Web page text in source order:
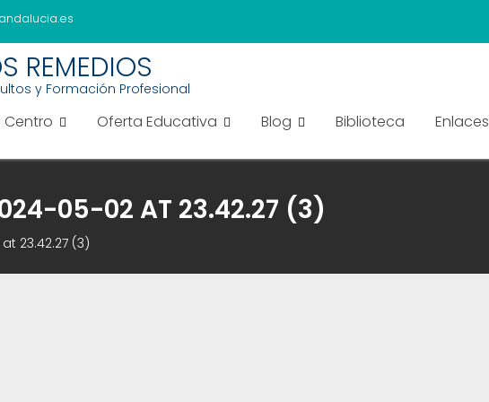
REMEDIOS
y Formación Profesional
Centro Oferta Educativa Blog Biblioteca Enlaces
05-02 AT 23.42.27 (3)
23.42.27 (3)